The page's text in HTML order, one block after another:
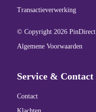
Transactieverwerking
© Copyright 2026 PinDirect
Algemene Voorwaarden
Service & Contact
Contact